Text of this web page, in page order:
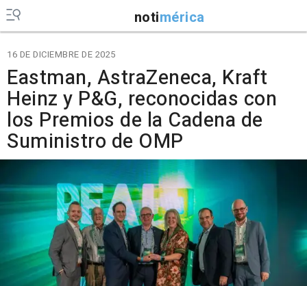
notimérica
16 DE DICIEMBRE DE 2025
Eastman, AstraZeneca, Kraft
Heinz y P&G, reconocidas con
los Premios de la Cadena de
Suministro de OMP